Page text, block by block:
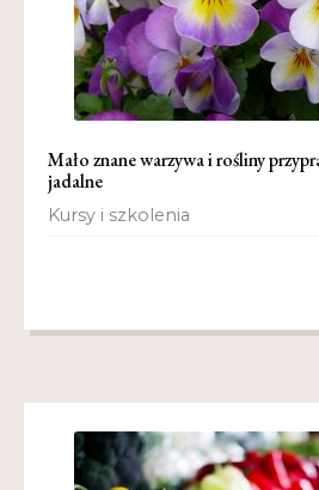
Mało znane warzywa i rośliny
jadalne
Kursy i szkolenia